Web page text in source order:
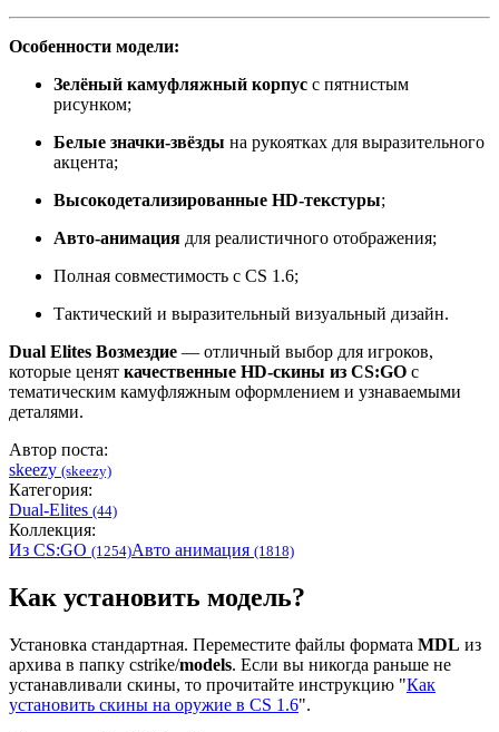
Особенности модели:
Зелёный камуфляжный корпус с пятнистым
рисунком;
Белые значки-звёзды на рукоятках для выразительного
акцента;
Высокодетализированные HD-текстуры;
Авто-анимация для реалистичного отображения;
Полная совместимость с CS 1.6;
Тактический и выразительный визуальный дизайн.
Dual Elites Возмездие — отличный выбор для игроков,
которые ценят качественные HD-скины из CS:GO с
тематическим камуфляжным оформлением и узнаваемыми
деталями.
Автор поста:
skeezy (skeezy)
Категория:
Dual-Elites (44)
Коллекция:
Из CS:GO (1254)Авто анимация (1818)
Как установить модель?
Установка стандартная. Переместите файлы формата MDL из
архива в папку cstrike/models. Если вы никогда раньше не
устанавливали скины, то прочитайте инструкцию "Как
установить скины на оружие в CS 1.6".